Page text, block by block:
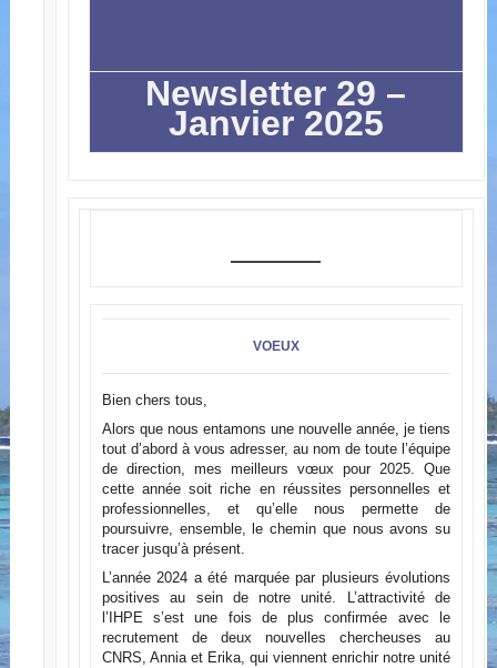
Newsletter 29 –
Janvier 2025
VOEUX
Bien chers tous,
Alors que nous entamons une nouvelle année, je tiens
tout d’abord à vous adresser, au nom de toute l’équipe
de direction, mes meilleurs vœux pour 2025. Que
cette année soit riche en réussites personnelles et
professionnelles, et qu’elle nous permette de
poursuivre, ensemble, le chemin que nous avons su
tracer jusqu’à présent.
L’année 2024 a été marquée par plusieurs évolutions
positives au sein de notre unité. L’attractivité de
l’IHPE s’est une fois de plus confirmée avec le
recrutement de deux nouvelles chercheuses au
CNRS, Annia et Erika, qui viennent enrichir notre unité